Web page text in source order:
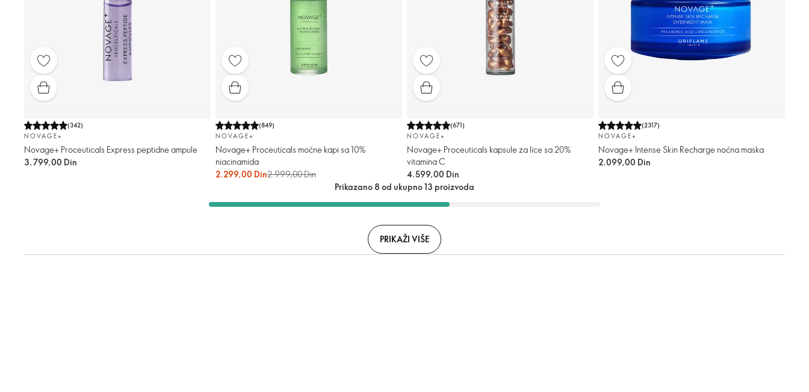
(342)
NOVAGE+
Novage+ Proceuticals Express peptidne ampule
3.799,00 Din
(849)
NOVAGE+
Novage+ Proceuticals moćne kapi sa 10%
niacinamida
2.299,00 Din2.999,00 Din
(671)
NOVAGE+
Novage+ Proceuticals kapsule za lice sa 20%
vitamina C
4.599,00 Din
(2317)
NOVAGE+
Novage+ Intense Skin Recharge noćna maska
2.099,00 Din
Prikazano 8 od ukupno 13 proizvoda
PRIKAŽI VIŠE